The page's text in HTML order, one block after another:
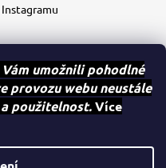
umožnili pohodlné
provozu webu neustále
použitelnost.Více